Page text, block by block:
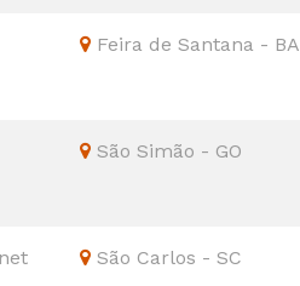
Feira de Santana - BA
São Simão - GO
São Carlos - SC